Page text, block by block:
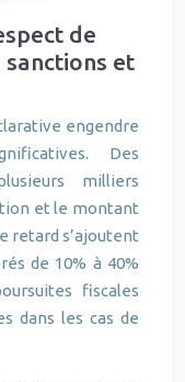
de
et
engendre
Des
milliers
et le montant
retard s’ajoutent
de 10% à 40%
fiscales
dans les cas de